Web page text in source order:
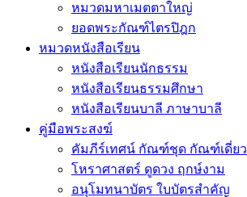
หมวดมหาเมตตาใหญ่
ยอดพระกัณฑ์ไตรปิฎก
หมวดหนังสือเรียน
หนังสือเรียนนักธรรม
หนังสือเรียนธรรมศึกษา
หนังสือเรียนบาลี ภาษาบาลี
คู่มือพระสงฆ์
คัมภีร์เทศน์ กัณฑ์ชุด กัณฑ์เดี่ยว
โหราศาสตร์ ดูดวง ฤกษ์งาม
อนุโมทนาบัตร ใบบัตรสำคัญ